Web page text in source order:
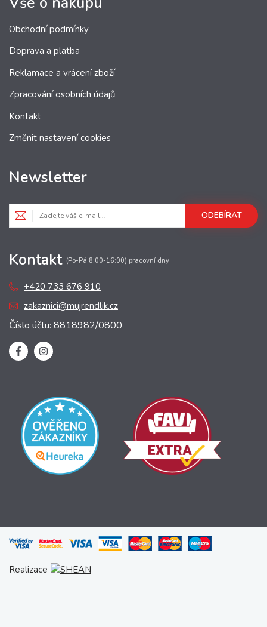
Obchodní podmínky
Doprava a platba
Reklamace a vrácení zboží
Zpracování osobních údajů
Kontakt
Změnit nastavení cookies
Newsletter
ODEBÍRAT
Kontakt (Po-Pá 8:00-16:00) pracovní dny
+420 733 676 910
zakaznici@mujrendlik.cz
Číslo účtu: 8818982/0800
Realizace